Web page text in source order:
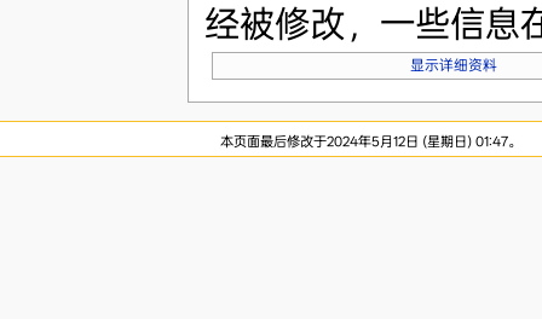
经被修改，一些信息
显示详细资料
本页面最后修改于2024年5月12日 (星期日) 01:47。